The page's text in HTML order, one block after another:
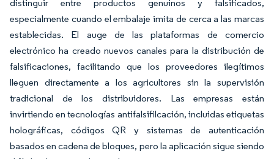
distinguir entre productos genuinos y falsificados,
especialmente cuando el embalaje imita de cerca a las marcas
establecidas. El auge de las plataformas de comercio
electrónico ha creado nuevos canales para la distribución de
falsificaciones, facilitando que los proveedores ilegítimos
lleguen directamente a los agricultores sin la supervisión
tradicional de los distribuidores. Las empresas están
invirtiendo en tecnologías antifalsifilcación, incluidas etiquetas
holográficas, códigos QR y sistemas de autenticación
basados en cadena de bloques, pero la aplicación sigue siendo